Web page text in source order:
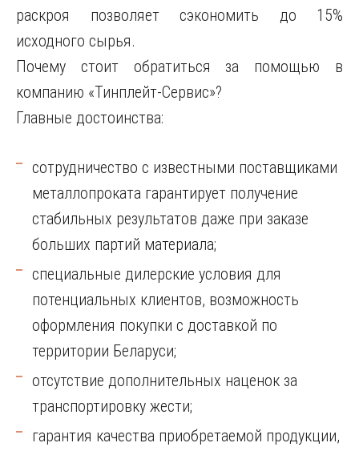
раскроя позволяет сэкономить до 15%
исходного сырья.
Почему стоит обратиться за помощью в
компанию «Тинплейт-Сервис»?
Главные достоинства:
сотрудничество с известными поставщиками
металлопроката гарантирует получение
стабильных результатов даже при заказе
больших партий материала;
специальные дилерские условия для
потенциальных клиентов, возможность
оформления покупки с доставкой по
территории Беларуси;
отсутствие дополнительных наценок за
транспортировку жести;
гарантия качества приобретаемой продукции,